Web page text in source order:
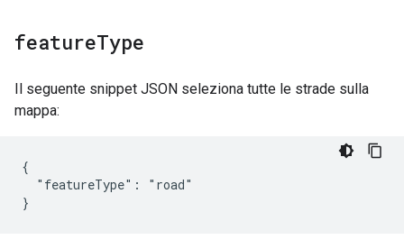
featureType
Il seguente snippet JSON seleziona tutte le strade sulla
mappa:
{
  "featureType": "road"
}